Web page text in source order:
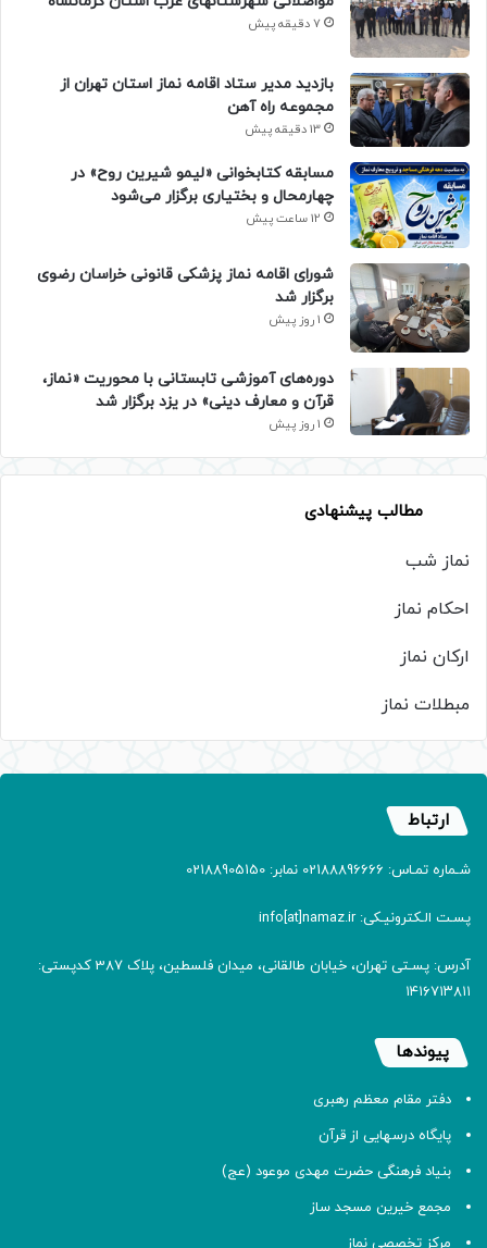
7 دقیقه پیش
بازدید مدیر ستاد اقامه نماز استان تهران از
مجموعه راه آهن
13 دقیقه پیش
مسابقه کتابخوانی «لیمو شیرین روح» در
چهارمحال و بختیاری برگزار می‌شود
12 ساعت پیش
شورای اقامه نماز پزشکی قانونی خراسان رضوی
برگزار شد
1 روز پیش
دوره‌های آموزشی تابستانی با محوریت «نماز،
قرآن و معارف دینی» در یزد برگزار شد
1 روز پیش
مطالب پیشنهادی
نماز شب
احکام نماز
ارکان نماز
مبطلات نماز
ارتباط
شـماره تمـاس: 02188896666 نمابر: 02188905150
پسـت الـکترونیـکی: info[at]namaz.ir
آدرس: پسـتی تهران، خیابان طالقانی، میدان فلسطین، پلاک 387 کدپستی:
۱۴۱۶۷۱۳۸۱۱
پیوندها
دفتر مقام معظم رهبری
پایگاه درسهایی از قرآن
بنیاد فرهنگی حضرت مهدی موعود (عج)
مجمع خیرین مسجد ساز
مرکز تخصصی نماز